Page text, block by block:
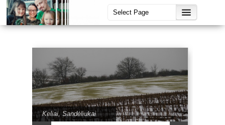
Keliai,Sandėliukai